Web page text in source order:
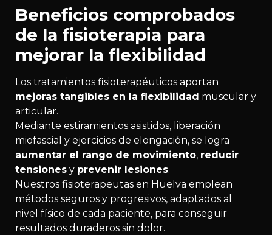
Beneficios comprobados
de la fisioterapia para
mejorar la flexibilidad
Los tratamientos fisioterapéuticos aportan
mejoras tangibles en la flexibilidad muscular y
articular.
Mediante estiramientos asistidos, liberación
miofascial y ejercicios de elongación, se logra
aumentar el rango de movimiento, reducir
tensiones y prevenir lesiones.
Nuestros fisioterapeutas en Huelva emplean
métodos seguros y progresivos, adaptados al
nivel físico de cada paciente, para conseguir
resultados duraderos sin dolor.